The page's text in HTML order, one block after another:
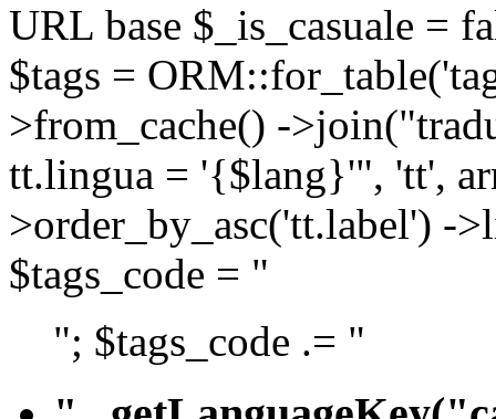
URL base $_is_casuale =
$tags =
>from_cache() -
tt.lingua = '{$lang}'", 'tt',
>order_by_asc('tt.label') -
$tags_code = "
"; $tags_code .= "